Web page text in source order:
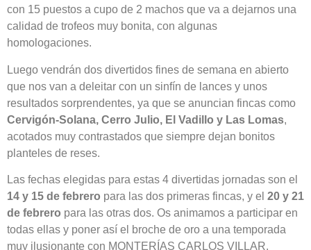
con 15 puestos a cupo de 2 machos que va a dejarnos una
calidad de trofeos muy bonita, con algunas
homologaciones.
Luego vendrán dos divertidos fines de semana en abierto
que nos van a deleitar con un sinfín de lances y unos
resultados sorprendentes, ya que se anuncian fincas como
Cervigón-Solana, Cerro Julio, El Vadillo y Las Lomas,
acotados muy contrastados que siempre dejan bonitos
planteles de reses.
Las fechas elegidas para estas 4 divertidas jornadas son el
14 y 15 de febrero para las dos primeras fincas, y el 20 y 21
de febrero para las otras dos. Os animamos a participar en
todas ellas y poner así el broche de oro a una temporada
muy ilusionante con MONTERÍAS CARLOS VILLAR.